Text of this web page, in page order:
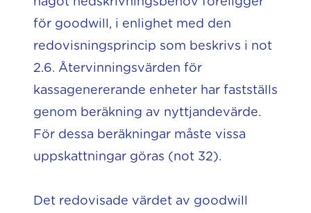
för goodwill, i enlighet med den
redovisningsprincip som beskrivs i not
2.6. Återvinningsvärden för
kassagenererande enheter har fastställs
genom beräkning av nyttjandevärde.
För dessa beräkningar måste vissa
uppskattningar göras (not 32).
Det redovisade värdet av goodwill